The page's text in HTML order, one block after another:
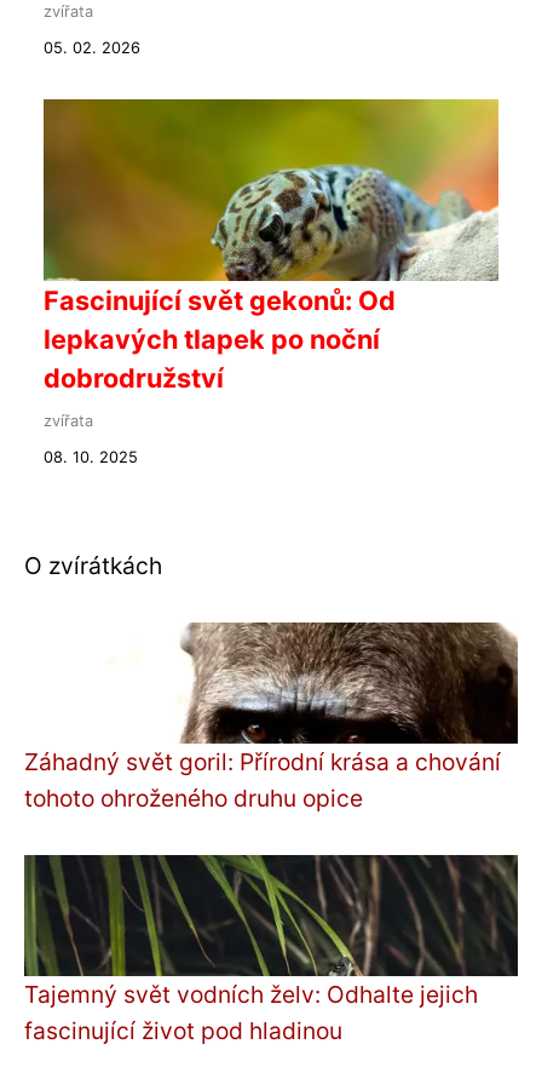
zvířata
05. 02. 2026
Fascinující svět gekonů: Od
lepkavých tlapek po noční
dobrodružství
zvířata
08. 10. 2025
O zvírátkách
Záhadný svět goril: Přírodní krása a chování
tohoto ohroženého druhu opice
Tajemný svět vodních želv: Odhalte jejich
fascinující život pod hladinou